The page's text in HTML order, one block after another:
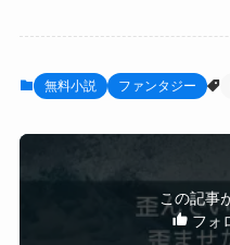
無料小説 ファンタジー
この記事
フォ